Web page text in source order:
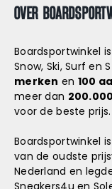
OVER
Boardsportwinkel
Snow, Ski, Surf
merken en 100
meer dan 200.000
voor de beste prijs.
Boardsportwinkel
van de oudste
Nederland en